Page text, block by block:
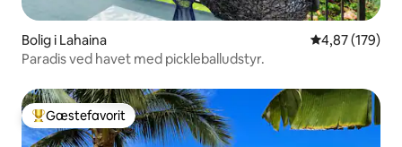
Bolig i Lahaina 4,87 ud af 5 i
4,87 (179)
Paradis ved havet med pickleballudstyr.
Bedste gæstefavorit
Gæstefavorit